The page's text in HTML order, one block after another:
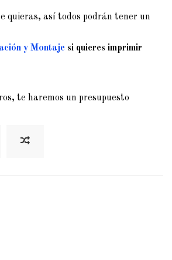
quieras, así todos podrán tener un
y Montaje si quieres imprimir
te haremos un presupuesto